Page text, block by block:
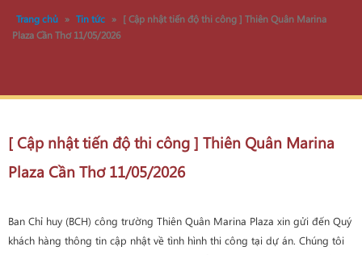
Trang chủ » Tin tức » [ Cập nhật tiến độ thi công ] Thiên Quân Marina
Plaza Cần Thơ 11/05/2026
[ Cập nhật tiến độ thi công ] Thiên Quân Marina
Plaza Cần Thơ 11/05/2026
Ban Chỉ huy (BCH) công trường Thiên Quân Marina Plaza xin gửi đến Quý
khách hàng thông tin cập nhật về tình hình thi công tại dự án. Chúng tôi